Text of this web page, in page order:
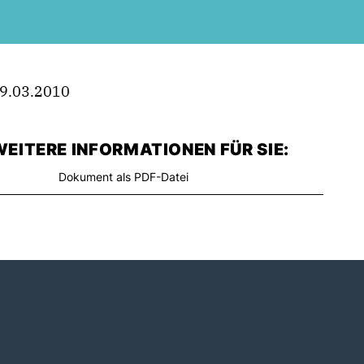
INFORMATIONEN FÜR SIE:
Dokument als PDF-Datei